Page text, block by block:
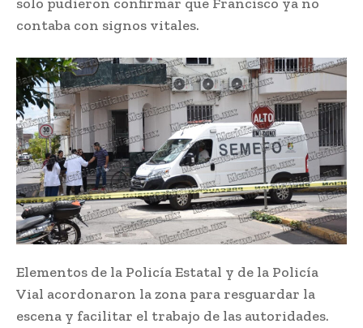
contaba con signos vitales.
Elementos de la Policía Estatal y de la Policía
Vial acordonaron la zona para resguardar la
escena y facilitar el trabajo de las autoridades.